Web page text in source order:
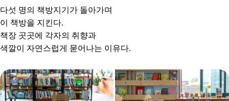
다섯 명의 책방지기가 돌아가며
이 책방을 지킨다.
책장 곳곳에 각자의 취향과
색깔이 자연스럽게 묻어나는 이유다.